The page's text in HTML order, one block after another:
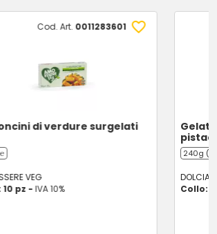
Cod. Art. 0011283601
di verdure surgelati
VEG
pz - IVA 10%
240g (4
Collo: